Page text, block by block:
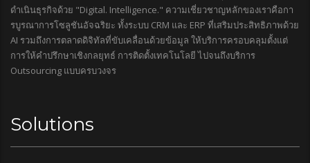
ดำเนินธุรกิจด้วย "Digital. Intelligence." ความเชี่ยวชาญหลักของเราคือกา
รบูรณาการโซลูชันอัจฉริยะ ทั้งระบบ CRM และ ERP ที่เสริมประสิทธิภาพด้วย
AI รวมถึงการตลาดดิจิทัลที่ขับเคลื่อนด้วยข้อมูล ให้บริการครอบคลุมตั้งแต่
การให้คำปรึกษาเชิงกลยุทธ์ การติดตั้งเทคโนโลยี ไปจนถึงบริการ
Outsourcing แบบครบวงจร
Solutions